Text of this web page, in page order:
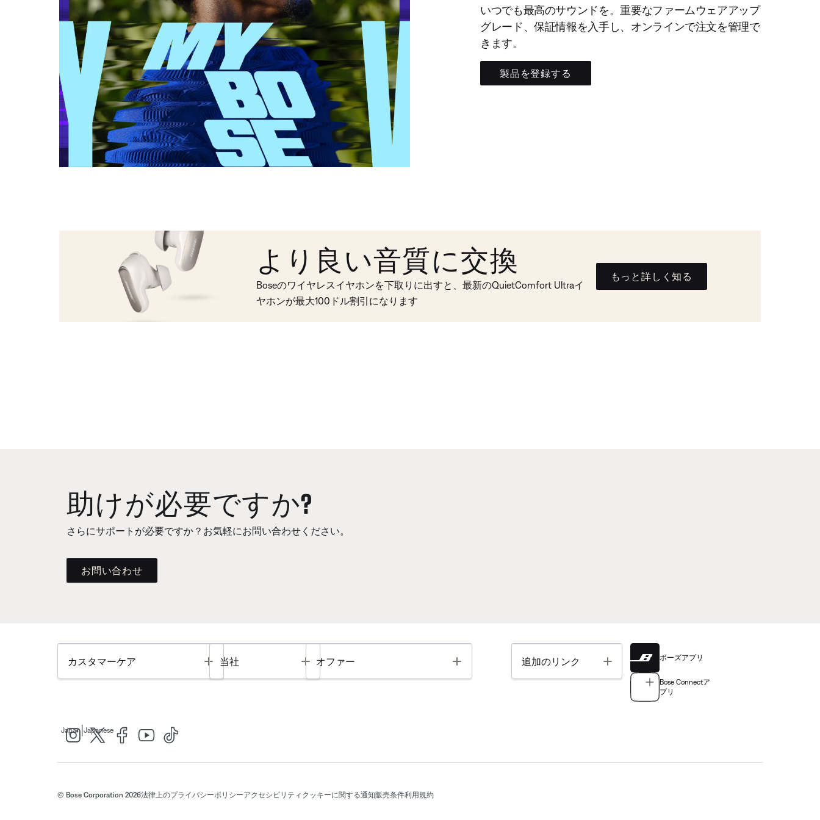
いつでも最高のサウンドを。重要なファームウェアアップ
グレード、保証情報を入手し、オンラインで注文を管理で
きます。
製品を登録する
より良い音質に交換
Boseのワイヤレスイヤホンを下取りに出すと、最新のQuietComfort Ultraイ
ヤホンが最大100ドル割引になります
もっと詳しく知る
助けが必要ですか?
さらにサポートが必要ですか？お気軽にお問い合わせください。
お問い合わせ
カスタマーケア Toggle
当社 Toggle
オファー Toggle 追加のリンク Toggle ボーズアプリ
Bose Connectア
プリ
Japan Japanese
© Bose Corporation 2026法律上のプライバシーポリシーアクセシビリティ クッキーに関する通知販売条件利用規約